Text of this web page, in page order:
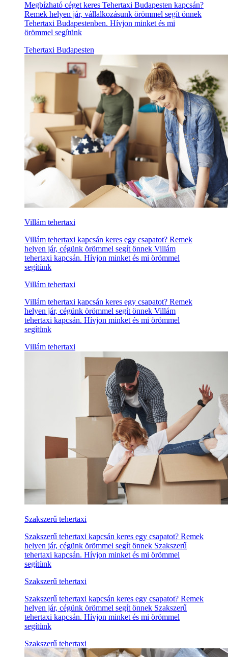
Megbízható céget keres Tehertaxi Budapesten kapcsán?
Remek helyen jár, vállalkozásunk örömmel segít önnek
Tehertaxi Budapestenben. Hívjon minket és mi
örömmel segítünk
Tehertaxi Budapesten
Villám tehertaxi
Villám tehertaxi kapcsán keres egy csapatot? Remek
helyen jár, cégünk örömmel segít önnek Villám
tehertaxi kapcsán. Hívjon minket és mi örömmel
segítünk
Villám tehertaxi
Villám tehertaxi kapcsán keres egy csapatot? Remek
helyen jár, cégünk örömmel segít önnek Villám
tehertaxi kapcsán. Hívjon minket és mi örömmel
segítünk
Villám tehertaxi
Szakszerű tehertaxi
Szakszerű tehertaxi kapcsán keres egy csapatot? Remek
helyen jár, cégünk örömmel segít önnek Szakszerű
tehertaxi kapcsán. Hívjon minket és mi örömmel
segítünk
Szakszerű tehertaxi
Szakszerű tehertaxi kapcsán keres egy csapatot? Remek
helyen jár, cégünk örömmel segít önnek Szakszerű
tehertaxi kapcsán. Hívjon minket és mi örömmel
segítünk
Szakszerű tehertaxi